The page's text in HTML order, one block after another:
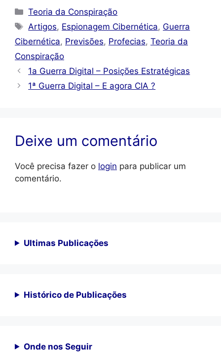
Categorias
Teoria da Conspiração
Tags
Artigos, Espionagem Cibernética, Guerra
Cibernética, Previsões, Profecias, Teoria da
Conspiração
1a Guerra Digital – Posições Estratégicas
1ª Guerra Digital – E agora CIA ?
Deixe um comentário
Você precisa fazer o login para publicar um
comentário.
Ultimas Publicações
Histórico de Publicações
Onde nos Seguir